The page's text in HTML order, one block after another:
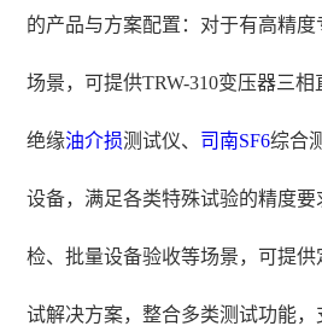
的产品与方案配置：对于有高精
场景，可提供TRW-310变压器三相
绝缘油介损测试仪、 司南SF6综合
设备，满足各类特殊试验的精度
检、批量设备验收等场景，可提供
试解决方案，整合多类测试功能，